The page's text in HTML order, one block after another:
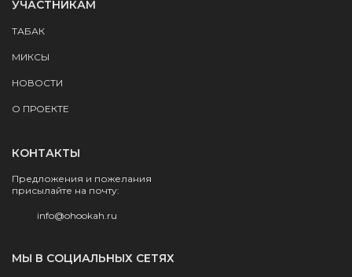
УЧАСТНИКАМ
ТАБАК
МИКСЫ
НОВОСТИ
О ПРОЕКТЕ
КОНТАКТЫ
Предложения и пожелания
присылайте на почту:
info@ohookah.ru
МЫ В СОЦИАЛЬНЫХ СЕТЯХ